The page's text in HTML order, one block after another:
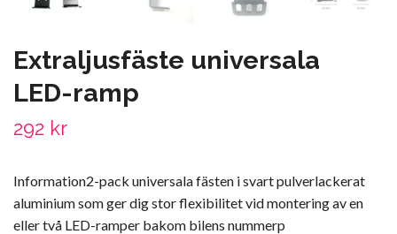
Extraljusfäste universala
LED-ramp
292 kr
Information2-pack universala fästen i svart pulverlackerat
aluminium som ger dig stor flexibilitet vid montering av en
eller två LED-ramper bakom bilens nummerp